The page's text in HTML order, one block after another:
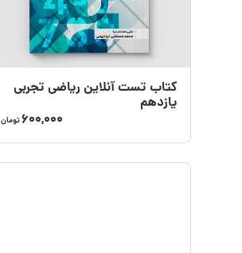
کتاب تست آنلاین ریاضی تجربی
یازدهم
600,000تومان